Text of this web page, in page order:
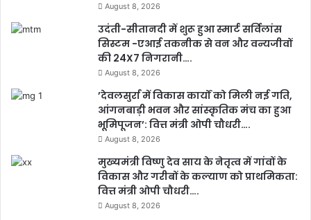
August 8, 2026
उदंती-सीतानदी में शुरू हुआ स्मार्ट सर्विलांस
सिस्टम -एआई तकनीक से वन और वन्यजीवों
की 24X7 निगरानी….
August 8, 2026
’देवलसुर्रा में विकास कार्यों को मिली नई गति,
आंगनबाड़ी भवन और सांस्कृतिक मंच का हुआ
भूमिपूजन’: वित्त मंत्री ओपी चौधरी….
August 8, 2026
मुख्यमंत्री विष्णु देव साय के नेतृत्व में गांवों के
विकास और गरीबों के कल्याण को प्राथमिकता:
वित्त मंत्री ओपी चौधरी….
August 8, 2026